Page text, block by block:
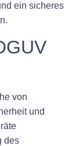
ein sicheres
von
und
des